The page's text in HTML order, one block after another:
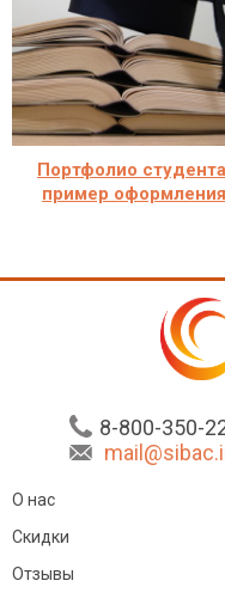
Портфолио
пример оформления
8-800-350-
О нас
Скидки
Отзывы